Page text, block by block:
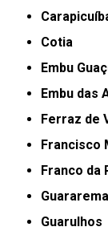
Cotia
Embu
Embu das
Ferraz de
Francisco
Franco da
Guararema
Guarulhos